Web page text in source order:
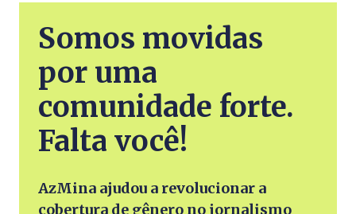
Somos movidas
por uma
comunidade forte.
Falta você!
AzMina ajudou a revolucionar a
cobertura de gênero no jornalismo